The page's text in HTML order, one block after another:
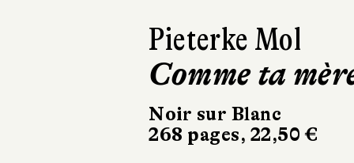
Ásta
Sigurdardóttir
Dehors, c’est
printemps